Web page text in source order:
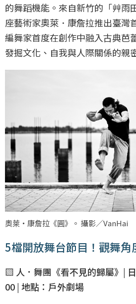
的舞蹈機能。來自新竹的「艸雨
座藝術家奧萊．康詹拉推出臺灣
編舞家首度在創作中融入古典芭
發掘文化、自我與人際關係的親
奧萊・康詹拉《圓》。 攝影／VanHai
5檔開放舞台節目！觀舞角
▧ 人．舞團《看不見的歸屬》|
00 | 地點：戶外劇場